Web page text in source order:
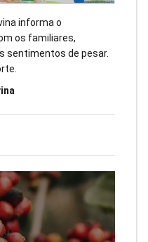
informa o
os familiares,
sentimentos de pesar.